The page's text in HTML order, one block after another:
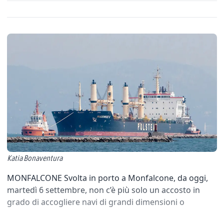
Katia Bonaventura
MONFALCONE Svolta in porto a Monfalcone, da oggi,
martedì 6 settembre, non c’è più solo un accosto in
grado di accogliere navi di grandi dimensioni o